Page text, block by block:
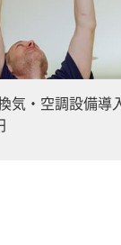
気・空調設備